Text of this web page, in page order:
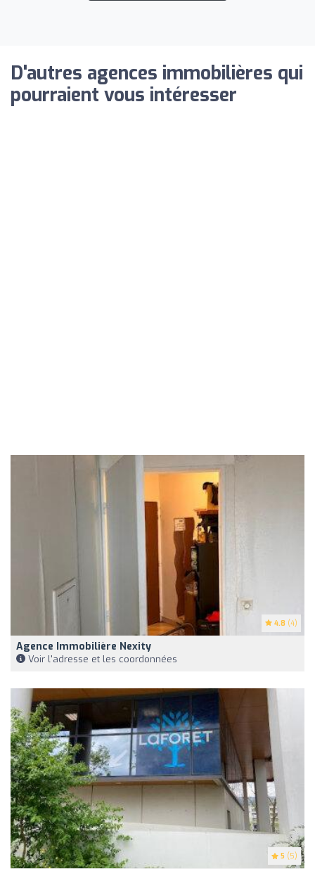
D'autres agences immobilières qui
pourraient vous intéresser
4.8 (4)
Agence Immobilière Nexity
Voir l'adresse et les coordonnées
5 (5)